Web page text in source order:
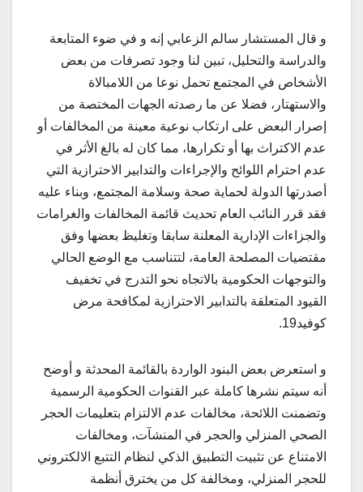
و قال المستشار سالم الزعابي إنه و في ضوء المتابعة
والدراسة والتحليل، تبين لنا وجود تصرفات من بعض
الأشخاص في المجتمع تحمل نوعا من اللامبالاة
والاستهتار، فضلا عن ما رصدته الجهات المختصة من
إصرار البعض على ارتكاب نوعية معينة من المخالفات أو
عدم الاكتراث بها أو تكرارها، مما كان له بالغ الأثر في
عدم احترام اللوائح والإجراءات والتدابير الاحترازية التي
أصدرتها الدولة لحماية صحة وسلامة المجتمع، وبناء عليه
فقد قرر النائب العام تحديث قائمة المخالفات والغرامات
والجزاءات الإدارية المعلنة سابقا وتغليظ بعضها وفق
مقتضيات المصلحة العامة، لتتناسب مع الوضع الحالي
والتوجهات الحكومية بالاتجاه نحو التدرج في تخفيف
القيود المتعلقة بالتدابير الاحترازية لمكافحة مرض
كوفيد19.
و استعرض بعض البنود الواردة بالقائمة المحدثة و أوضح
أنه سيتم نشرها كاملة عبر القنوات الحكومية الرسمية
وتضمنت اللائحة، مخالفات عدم الالتزام بتعليمات الحجر
الصحي المنزلي والحجر في المنشآت، ومخالفات
الامتناع عن تثبيت التطبيق الذكي لنظام التتبع الالكتروني
للحجر المنزلي، ومخالفة كل من يخترق أنظمة